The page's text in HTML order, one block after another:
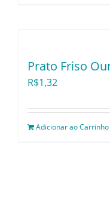
Prato Friso
R$1,32
Adicionar ao Carrinho